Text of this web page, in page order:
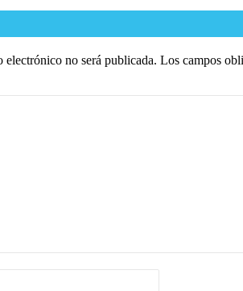
electrónico no será publicada. Los campos